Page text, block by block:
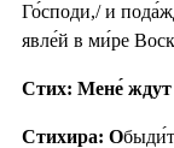
Го́споди,/ и
явле́й в ми́ре
Стих: Мене́ ждут
Стихира: О